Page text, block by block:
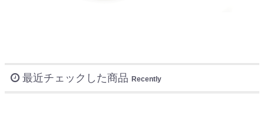
最近チェックした商品 Recently